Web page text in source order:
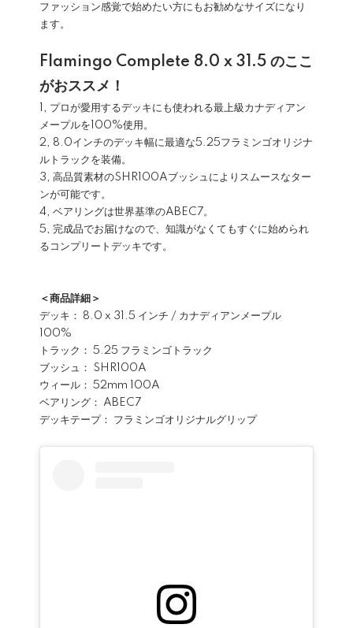
ファッション感覚で始めたい方にもお勧めなサイズになり
ます。
Flamingo Complete 8.0 x 31.5 のここ
がおススメ！
1, プロが愛用するデッキにも使われる最上級カナディアン
メープルを100%使用。
2, 8.0インチのデッキ幅に最適な5.25フラミンゴオリジナ
ルトラックを装備。
3, 高品質素材のSHR100Aブッシュによりスムースなター
ンが可能です。
4, ベアリングは世界基準のABEC7。
5, 完成品でお届けなので、知識がなくてもすぐに始められ
るコンプリートデッキです。
＜商品詳細＞
デッキ： 8.0 x 31.5 インチ / カナディアンメープル
100%
トラック： 5.25 フラミンゴトラック
ブッシュ： SHR100A
ウィール： 52mm 100A
ベアリング： ABEC7
デッキテープ： フラミンゴオリジナルグリップ